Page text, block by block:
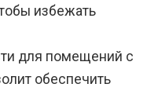
избежать
для помещений с
обеспечить